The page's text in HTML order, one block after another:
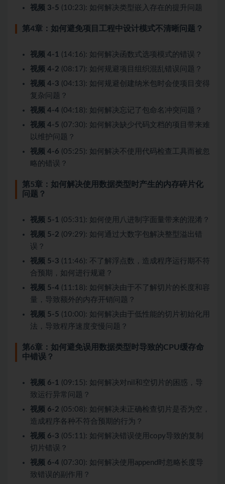
视频 3-5 (10:23): 如何解决类型嵌入存在的提升问题
第4章：如何避免项目工程中设计模式不清晰问题？
视频 4-1
(14:16): 如何解决函数式选项模式的错误？
视频 4-2 (08:17): 如何规避项目组织混乱错误问题？
视频 4-3 (04:13): 如何规避创建纳米包时会使项目变得
复杂问题？
视频 4-4 (04:18): 如何解决忘记了包命名冲突问题？
视频 4-5 (07:30): 如何解决缺少代码文档的项目带来难
以维护问题？
视频 4-6 (05:25): 如何解决不使用代码检查工具而被忽
略的错误？
第5章：如何解决使用数据类型时产生的内存碎片化
问题？
视频 5-1
(05:31): 如何使用八进制字面量带来的混淆？
视频 5-2 (09:29): 如何通过大数字包解决整型溢出错
误？
视频 5-3 (11:46): 不了解浮点数，造成程序运行期不符
合预期，如何进行规避？
视频 5-4 (11:18): 如何解决由于不了解切片的长度和容
量，导致额外的内存开销问题？
视频 5-5 (10:00): 如何解决由于低性能的切片初始化用
法，导致程序速度变慢问题？
第6章：如何避免误用数据类型时导致的CPU缓存命
中错误？
视频 6-1
(09:15): 如何解决对nil和空切片的困惑，导
致运行异常问题？
视频 6-2 (05:08): 如何解决未正确检查切片是否为空，
造成程序各种不符合预期的行为？
视频 6-3 (05:11): 如何解决错误使用copy导致的复制
切片错误？
视频 6-4 (07:30): 如何解决使用append时忽略长度导
致错误的副作用？